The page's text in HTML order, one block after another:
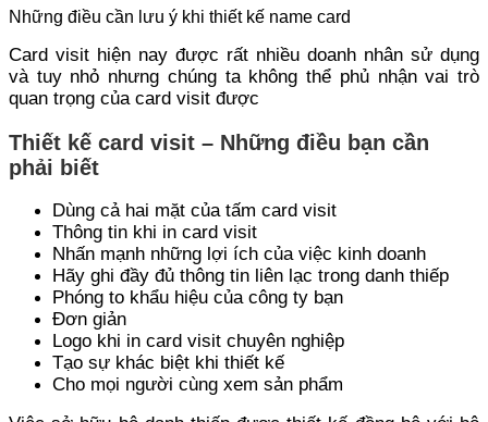
Những điều cần lưu ý khi thiết kế name card
Card visit hiện nay được rất nhiều doanh nhân sử dụng
và tuy nhỏ nhưng chúng ta không thể phủ nhận vai trò
quan trọng của card visit được
Thiết kế card visit – Những điều bạn cần
phải biết
Dùng cả hai mặt của tấm card visit
Thông tin khi in card visit
Nhấn mạnh những lợi ích của việc kinh doanh
Hãy ghi đầy đủ thông tin liên lạc trong danh thiếp
Phóng to khẩu hiệu của công ty bạn
Đơn giản
Logo khi in card visit chuyên nghiệp
Tạo sự khác biệt khi thiết kế
Cho mọi người cùng xem sản phẩm